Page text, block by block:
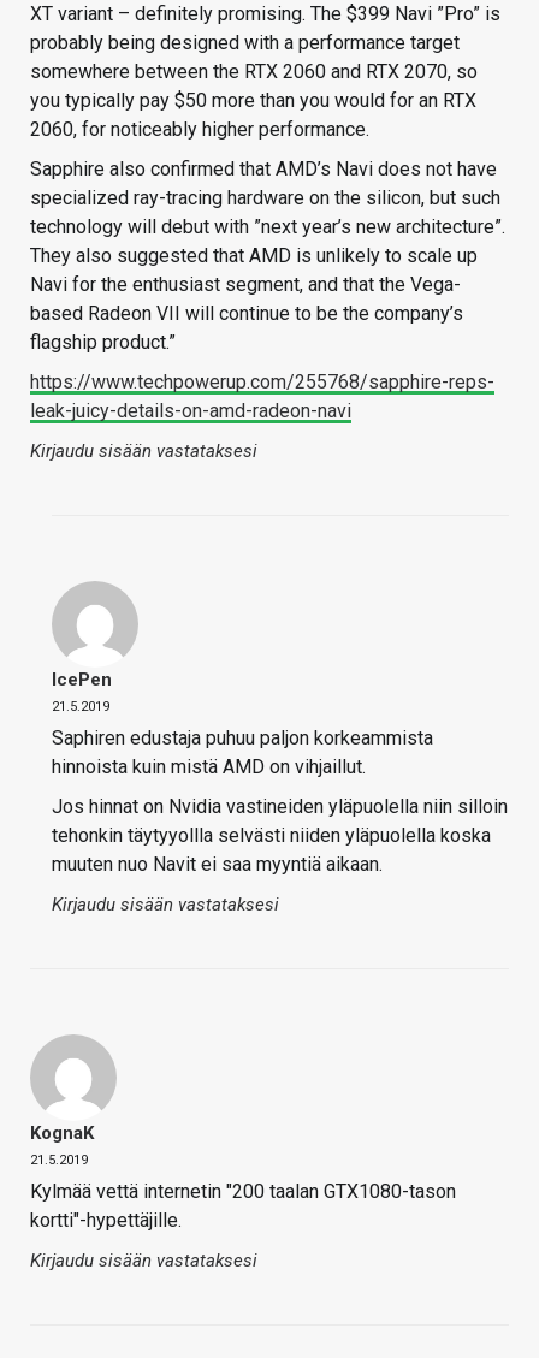
XT variant – definitely promising. The $399 Navi ”Pro” is
probably being designed with a performance target
somewhere between the RTX 2060 and RTX 2070, so
you typically pay $50 more than you would for an RTX
2060, for noticeably higher performance.
Sapphire also confirmed that AMD’s Navi does not have
specialized ray-tracing hardware on the silicon, but such
technology will debut with ”next year’s new architecture”.
They also suggested that AMD is unlikely to scale up
Navi for the enthusiast segment, and that the Vega-
based Radeon VII will continue to be the company’s
flagship product.”
https://www.techpowerup.com/255768/sapphire-reps-
leak-juicy-details-on-amd-radeon-navi
Kirjaudu sisään vastataksesi
IcePen
21.5.2019
Saphiren edustaja puhuu paljon korkeammista
hinnoista kuin mistä AMD on vihjaillut.
Jos hinnat on Nvidia vastineiden yläpuolella niin silloin
tehonkin täytyyollla selvästi niiden yläpuolella koska
muuten nuo Navit ei saa myyntiä aikaan.
Kirjaudu sisään vastataksesi
KognaK
21.5.2019
Kylmää vettä internetin "200 taalan GTX1080-tason
kortti"-hypettäjille.
Kirjaudu sisään vastataksesi